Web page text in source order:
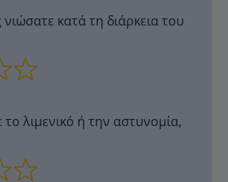
κατά τη διάρκεια του
λιμενικό ή την αστυνομία,